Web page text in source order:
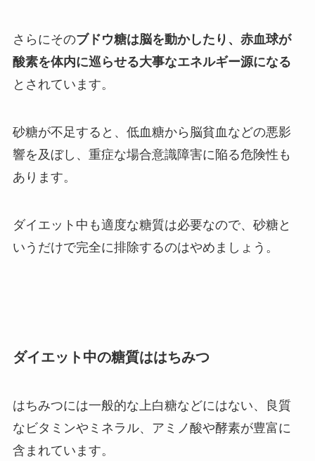
さらにそのブドウ糖は脳を動かしたり、赤血球が
酸素を体内に巡らせる大事なエネルギー源になる
とされています。
砂糖が不足すると、低血糖から脳貧血などの悪影
響を及ぼし、重症な場合意識障害に陥る危険性も
あります。
ダイエット中も適度な糖質は必要なので、砂糖と
いうだけで完全に排除するのはやめましょう。
ダイエット中の糖質ははちみつ
はちみつには一般的な上白糖などにはない、良質
なビタミンやミネラル、アミノ酸や酵素が豊富に
含まれています。